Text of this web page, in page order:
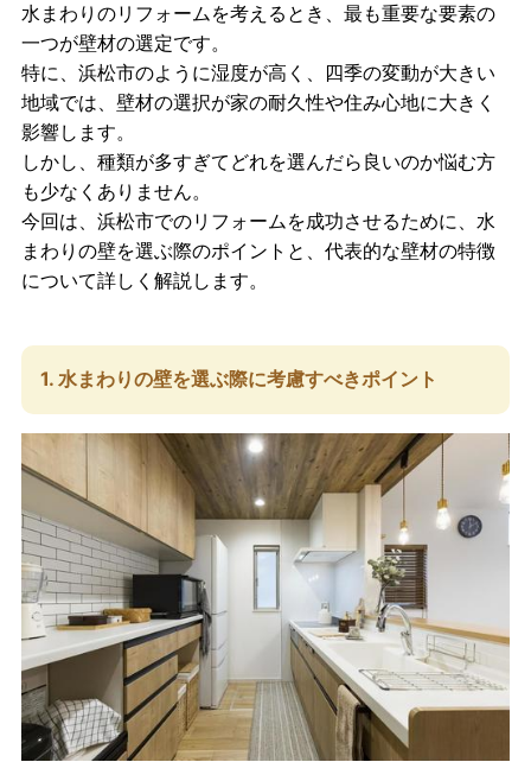
水まわりのリフォームを考えるとき、最も重要な要素の
一つが壁材の選定です。
特に、浜松市のように湿度が高く、四季の変動が大きい
地域では、壁材の選択が家の耐久性や住み心地に大きく
影響します。
しかし、種類が多すぎてどれを選んだら良いのか悩む方
も少なくありません。
今回は、浜松市でのリフォームを成功させるために、水
まわりの壁を選ぶ際のポイントと、代表的な壁材の特徴
について詳しく解説します。
1. 水まわりの壁を選ぶ際に考慮すべきポイント